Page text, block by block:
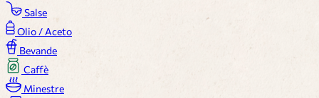
Salse
Olio / Aceto
Bevande
Caffè
Minestre